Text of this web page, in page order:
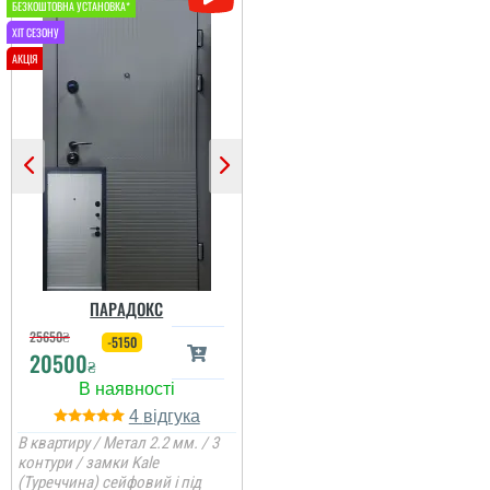
Андрій
замовлення, трохи
потрвбео було зачекати,
хлопці акуратно,
молодці. ...
читати всі відгуки
ПАРАДОКС
25650₴
20500₴
-5150
4
В квартиру / Метал 2.2 мм. / 3
контури / замки Kale
(Туреччина) сейфовий і під